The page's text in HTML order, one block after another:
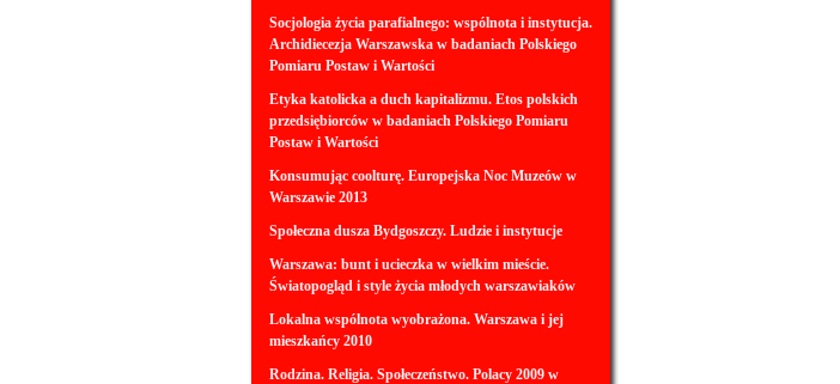
Socjologia życia parafialnego: wspólnota i instytucja.
Archidiecezja Warszawska w badaniach Polskiego
Pomiaru Postaw i Wartości
Etyka katolicka a duch kapitalizmu. Etos polskich
przedsiębiorców w badaniach Polskiego Pomiaru
Postaw i Wartości
Konsumując coolturę. Europejska Noc Muzeów w
Warszawie 2013
Społeczna dusza Bydgoszczy. Ludzie i instytucje
Warszawa: bunt i ucieczka w wielkim mieście.
Światopogląd i style życia młodych warszawiaków
Lokalna wspólnota wyobrażona. Warszawa i jej
mieszkańcy 2010
Rodzina. Religia. Społeczeństwo. Polacy 2009 w